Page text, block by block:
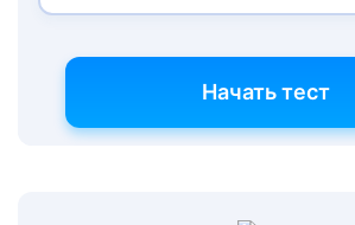
Начать тест